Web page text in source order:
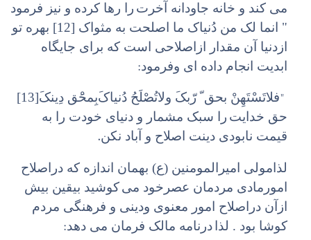
می کند و خانه جاودانه آخرت را رها کرده و نیز فرمود
" انما لک من دُنیاک ما اصلحت به مثواک [12] بهره تو
ازدنیا آن مقدار ازاصلاحی است که برای جایگاه
ابدیت انجام داده ای وفرمود:
"
فلاتَسْتَهِنْ بحق ّ رّبکَ ولاتُصْلَحُ‌ دُنیاکَ‌بِمحَْق دِینکَ‌[13]
حق خدایت را سبک مشمار و دنیای خودت را به
قیمت نابودی دینت اصلاح و آباد نکن.
لذامولی امیرالمومنین (ع) بهمان اندازه که دراصلاح
امورمادی مردمان عصرخود میکوشید بیقین بیش
ازآن دراصلاح امور معنوی ودینی و فرهنگی مردم
کوشا بود . لذا درنامه مالک فرمان می دهد: